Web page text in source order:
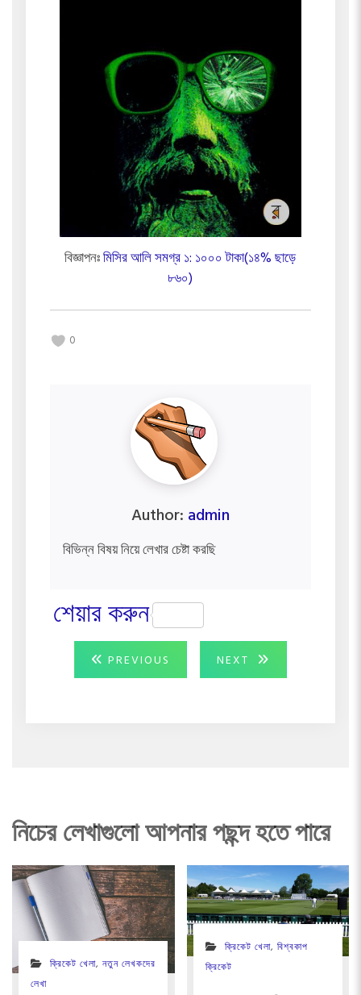
বিজ্ঞাপনঃমিসির আলি সমগ্র ১: ১০০০ টাকা(১৪% ছাড়ে
৮৬০)
0
Author: admin
বিভিন্ন বিষয় নিয়ে লেখার চেষ্টা করছি
শেয়ার করুন
Post
navigation
PREVIOUS PREVIOUS
POST:
NEXT
NEXT
POST:
নিচের লেখাগুলো আপনার পছন্দ হতে পারে
ক্রিকেট খেলা,নতুন লেখকদের
লেখা
ক্রিকেট খেলা, বিশ্বকাপ
ক্রিকেট